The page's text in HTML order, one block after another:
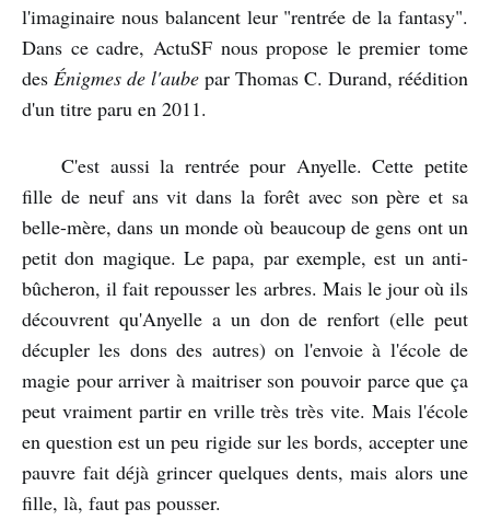
l'imaginaire nous balancent leur "rentrée de la fantasy".
Dans ce cadre, ActuSF nous propose le premier tome
des Énigmes de l'aube par Thomas C. Durand, réédition
d'un titre paru en 2011.
C'est aussi la rentrée pour Anyelle. Cette petite
fille de neuf ans vit dans la forêt avec son père et sa
belle-mère, dans un monde où beaucoup de gens ont un
petit don magique. Le papa, par exemple, est un anti-
bûcheron, il fait repousser les arbres. Mais le jour où ils
découvrent qu'Anyelle a un don de renfort (elle peut
décupler les dons des autres) on l'envoie à l'école de
magie pour arriver à maitriser son pouvoir parce que ça
peut vraiment partir en vrille très très vite. Mais l'école
en question est un peu rigide sur les bords, accepter une
pauvre fait déjà grincer quelques dents, mais alors une
fille, là, faut pas pousser.